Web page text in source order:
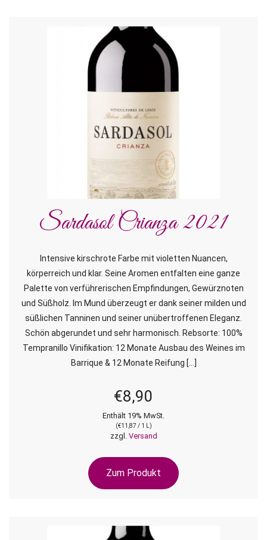
Sardasol Crianza 2021
Intensive kirschrote Farbe mit violetten Nuancen,
körperreich und klar. Seine Aromen entfalten eine ganze
Palette von verführerischen Empfindungen, Gewürznoten
und Süßholz. Im Mund überzeugt er dank seiner milden und
süßlichen Tanninen und seiner unübertroffenen Eleganz.
Schön abgerundet und sehr harmonisch. Rebsorte: 100%
Tempranillo Vinifikation: 12 Monate Ausbau des Weines im
Barrique & 12 Monate Reifung […]
€8,90
Enthält 19% MwSt.
(€11,87 / 1 L)
zzgl. Versand
Zum Produkt